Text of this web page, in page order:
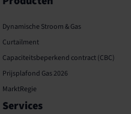
Dynamische Stroom & Gas
Curtailment
Capaciteits­­beperkend contract (CBC)
Prijsplafond Gas 2026
MarktRegie
Services